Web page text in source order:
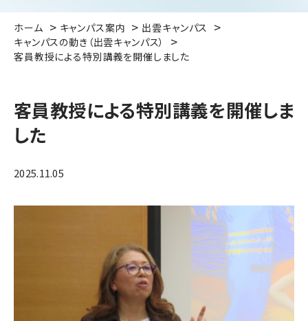
ホーム キャンパス案内
出雲キャンパス
キャンパスの動き（出雲キャンパス）
客員教授による特別講義を開催しました
客員教授による特別講義を開催しま
した
2025.11.05